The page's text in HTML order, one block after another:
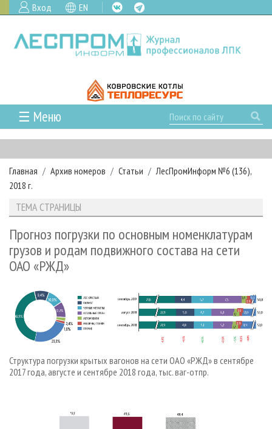
Вход EN
☰ Меню
ГЛАВНАЯ
РУБРИКИ И ТЕМЫ
РУБРИКИ ЖУРНАЛА
ЛЕСОЗАГОТОВКА
ЛЕСОПИЛЕНИЕ
ДЕРЕВООБРАБОТКА
ПРОИЗВОДСТВО ДРЕВЕСНЫХ ПЛИТ
ДЕРЕВЯННОЕ ДОМОСТРОЕНИЕ
ПРОИЗВОДСТВО МЕБЕЛИ
БИОЭНЕРГЕТИКА
ЦБП
НОВОСТИ
НОВОСТИ ЛПК
НОВОСТИ ЖУРНАЛА
НОВОСТИ КОМПАНИЙ
ПРОЕКТЫ ЛПИ
АНАЛИТИКА
ПРЕДПРИЯТИЯ ЛПК
ЛЕСНЫЕ РЕГИОНЫ РОССИИ
МОБИЛЬНЫЕ ВЫСТАВКИ
ОФИЦИАЛЬНЫЕ ДЕЛЕГАЦИИ
ПРИОРИТЕТНЫЕ ИНВЕСТПРОЕКТЫ
RUSSIAN FORESTRY REVIEW
АРХИВ ЖУРНАЛОВ
СТАТЬИ
О ЖУРНАЛЕ
ПОДПИСКА
РЕКЛАМОДАТЕЛЯМ
РЕКЛАМА НА САЙТЕ
Главная Архив номеров Статьи
ЛесПромИнформ №6 (136),
2018 г.
ТЕМА СТРАНИЦЫ
Прогноз погрузки по основным номенклатурам
грузов и родам подвижного состава на сети
ОАО «РЖД»
Структура погрузки крытых вагонов на сети ОАО «РЖД» в сентябре
2017 года, августе и сентябре 2018 года, тыс. ваг-отпр.